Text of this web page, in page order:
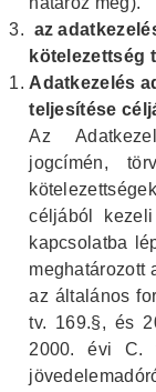
az
kötelezettség
Adatkezelés
teljesítése
Az
jogcímén,
céljából
kapcsolatba
meghatározott
az általános
tv. 169.§, és
2000. évi C.